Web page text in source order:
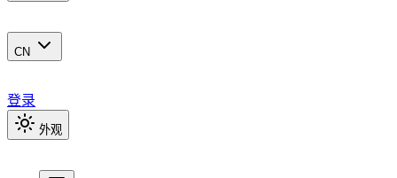
CN
登录
外观